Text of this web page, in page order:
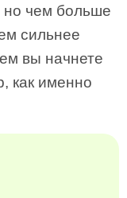
но чем больше
сильнее
вы начнете
как именно